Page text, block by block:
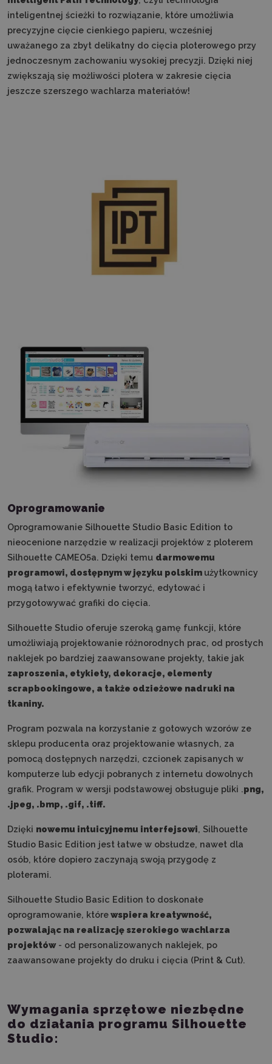
inteligentnej ścieżki to rozwiązanie, które umożliwia
precyzyjne cięcie cienkiego papieru, wcześniej
uważanego za zbyt delikatny do cięcia ploterowego przy
jednoczesnym zachowaniu wysokiej precyzji. Dzięki niej
zwiększają się możliwości plotera w zakresie cięcia
jeszcze szerszego wachlarza materiałów!
Oprogramowanie
Oprogramowanie Silhouette Studio Basic Edition to
nieocenione narzędzie w realizacji projektów z ploterem
Silhouette CAMEO5a. Dzięki temu darmowemu
programowi, dostępnym w języku polskim użytkownicy
mogą łatwo i efektywnie tworzyć, edytować i
przygotowywać grafiki do cięcia.
Silhouette Studio oferuje szeroką gamę funkcji, które
umożliwiają projektowanie różnorodnych prac, od prostych
naklejek po bardziej zaawansowane projekty, takie jak
zaproszenia, etykiety, dekoracje, elementy
scrapbookingowe, a także odzieżowe nadruki na
tkaniny.
Program pozwala na korzystanie z gotowych wzorów ze
sklepu producenta oraz projektowanie własnych, za
pomocą dostępnych narzędzi, czcionek zapisanych w
komputerze lub edycji pobranych z internetu dowolnych
grafik. Program w wersji podstawowej obsługuje pliki .png,
.jpeg, .bmp, .gif, .tiff.
Dzięki nowemu intuicyjnemu interfejsowi, Silhouette
Studio Basic Edition jest łatwe w obsłudze, nawet dla
osób, które dopiero zaczynają swoją przygodę z
ploterami.
Silhouette Studio Basic Edition to doskonałe
oprogramowanie, którewspiera kreatywność,
pozwalając na realizację szerokiego wachlarza
projektów- od personalizowanych naklejek, po
zaawansowane projekty do druku i cięcia (Print & Cut).
Wymagania sprzętowe niezbędne
do działania programu Silhouette
Studio: